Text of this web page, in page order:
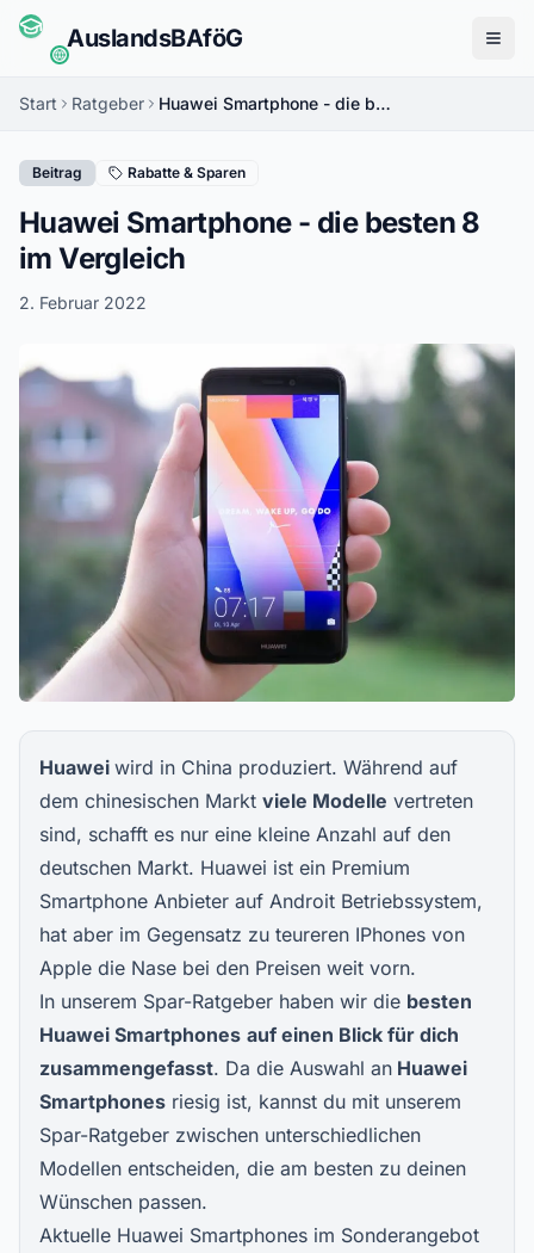
AuslandsBAföG
Start Ratgeber Huawei Smartphone - die besten 8 im Vergleich
Beitrag Rabatte & Sparen
Huawei Smartphone - die besten 8
im Vergleich
2. Februar 2022
Huawei wird in China produziert. Während auf
dem chinesischen Markt viele Modelle vertreten
sind, schafft es nur eine kleine Anzahl auf den
deutschen Markt. Huawei ist ein Premium
Smartphone Anbieter auf Androit Betriebssystem,
hat aber im Gegensatz zu teureren IPhones von
Apple die Nase bei den Preisen weit vorn.
In unserem Spar-Ratgeber haben wir die besten
Huawei Smartphones auf einen Blick für dich
zusammengefasst. Da die Auswahl an Huawei
Smartphones riesig ist, kannst du mit unserem
Spar-Ratgeber zwischen unterschiedlichen
Modellen entscheiden, die am besten zu deinen
Wünschen passen.
Aktuelle Huawei Smartphones im Sonderangebot